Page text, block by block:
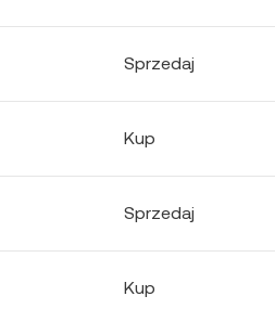
Sprzedaj
Kup
Sprzedaj
Kup